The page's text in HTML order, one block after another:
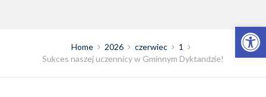
Otwórz pasek narzędzi
Home 2026 czerwiec
1
Sukces naszej uczennicy w Gminnym Dyktandzie!